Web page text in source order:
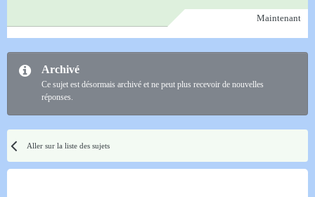
Maintenant
Archivé
Ce sujet est désormais archivé et ne peut plus recevoir de nouvelles
réponses.
Aller sur la liste des sujets